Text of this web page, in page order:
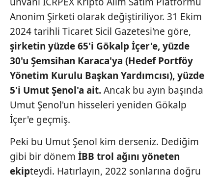
Anonim Şirketi olarak değiştiriliyor. 31 Ekim
2024 tarihli Ticaret Sicil Gazetesi'ne göre,
şirketin yüzde 65'i Gökalpİçer'e, yüzde
30'u Şemsihan Karaca'ya (Hedef Portföy
Yönetim Kurulu Başkan Yardımcısı), yüzde
5'i UmutŞenol'a ait.Ancak bu ayın başında
Umut Şenol'un hisseleri yeniden Gökalp
İçer'e geçmiş.
Peki bu Umut Şenol kim derseniz. Dediğim
gibi bir dönem İBB trol ağını yöneten
ekipteydi. Hatırlayın, 2022 sonlarına doğru